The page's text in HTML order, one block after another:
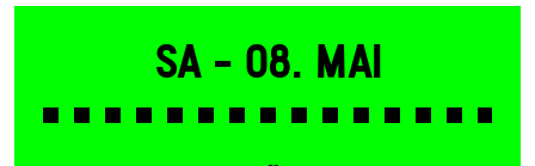
Sa - 08. Mai